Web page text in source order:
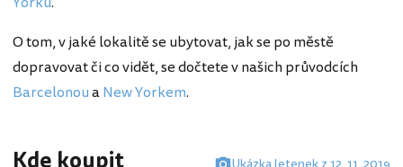
O tom, v jaké lokalitě se ubytovat, jak se po městě
dopravovat či co vidět, se dočtete v našich průvodcích
BarcelonouaNew Yorkem.